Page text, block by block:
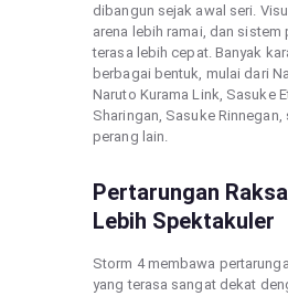
dibangun sejak awal seri.
arena lebih ramai, dan sistem
terasa lebih cepat. Banyak
berbagai bentuk, mulai dari
Naruto Kurama Link, Sasuke
Sharingan, Sasuke
perang lain.
Pertarungan
Lebih Spektakuler
Storm 4 membawa
yang terasa sangat dekat